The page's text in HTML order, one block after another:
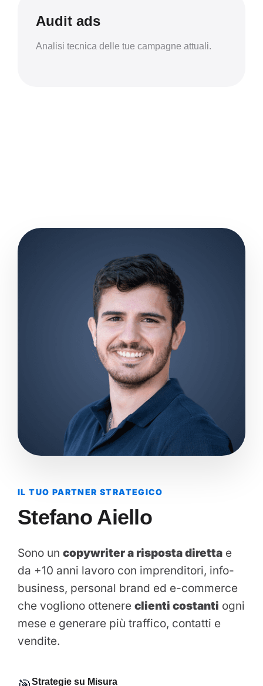
Audit ads
Analisi tecnica delle tue campagne attuali.
IL TUO PARTNER STRATEGICO
Stefano Aiello
Sono un copywriter a risposta diretta e
da +10 anni lavoro con imprenditori, info-
business, personal brand ed e-commerce
che vogliono ottenere clienti costanti ogni
mese e generare più traffico, contatti e
vendite.
Strategie su Misura